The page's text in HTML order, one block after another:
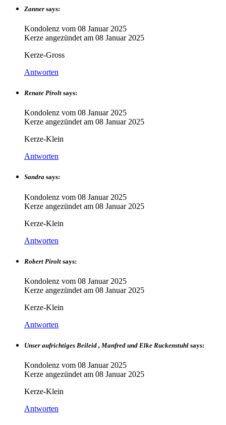
Zanner says:
Kondolenz vom 08 Januar 2025
Kerze angezündet am 08 Januar 2025
Kerze-Gross
Antworten
Renate Pirolt says:
Kondolenz vom 08 Januar 2025
Kerze angezündet am 08 Januar 2025
Kerze-Klein
Antworten
Sandra says:
Kondolenz vom 08 Januar 2025
Kerze angezündet am 08 Januar 2025
Kerze-Klein
Antworten
Robert Pirolt says:
Kondolenz vom 08 Januar 2025
Kerze angezündet am 08 Januar 2025
Kerze-Klein
Antworten
Unser aufrichtiges Beileid , Manfred und Elke Ruckenstuhl says:
Kondolenz vom 08 Januar 2025
Kerze angezündet am 08 Januar 2025
Kerze-Klein
Antworten